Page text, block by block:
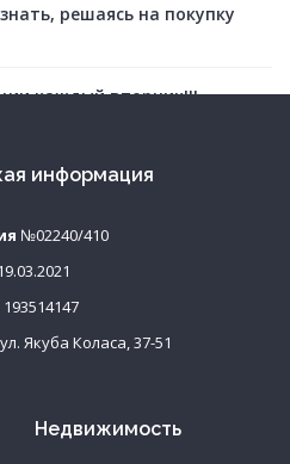
решаясь на покупку
каждый вторник!!!
информация
№02240/410
193514147
Якуба Коласа, 37-51
Недвижимость